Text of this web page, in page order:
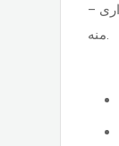
– يتميز هذا المنتج بانخفاض قيمة المفاقيد بالملفات وبالتالى انخفاض الانبعاث الحرارى
منه.